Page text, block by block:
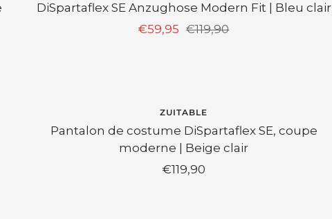
DiSpartaflex SE Anzughose Modern Fit | Bleu clair
Prix
€59,95 Prix
€119,90
ZUITABLE
Pantalon de costume DiSpartaflex SE, coupe
moderne | Beige clair
Prix
€119,90